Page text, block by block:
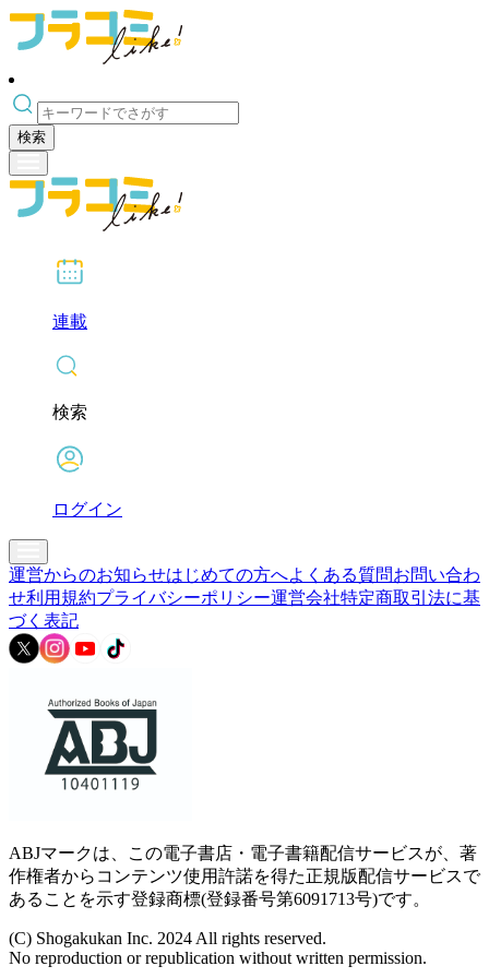
検索
連載
検索
ログイン
運営からのお知らせはじめての方へよくある質問お問い合わ
せ利用規約プライバシーポリシー運営会社特定商取引法に基
づく表記
ABJマークは、この電子書店・電子書籍配信サービスが、著
作権者からコンテンツ使用許諾を得た正規版配信サービスで
あることを示す登録商標(登録番号第6091713号)です。
(C) Shogakukan Inc. 2024 All rights reserved.
No reproduction or republication without written permission.